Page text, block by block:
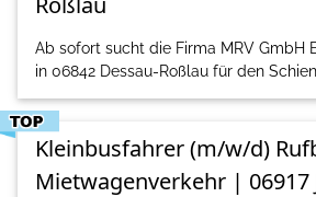
Ab sofort sucht die Firma MRV GmbH
in 06842 Dessau-Roßlau für den
Kleinbusfahrer (m/w/d)
Mietwagenverkehr | 06917